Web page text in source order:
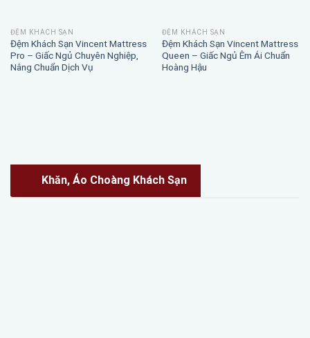
ĐỆM KHÁCH SẠN
Đệm Khách Sạn Vincent Mattress
Pro – Giấc Ngủ Chuyên Nghiệp,
Nâng Chuẩn Dịch Vụ
ĐỆM KHÁCH SẠN
Đệm Khách Sạn Vincent Mattress
Queen – Giấc Ngủ Êm Ái Chuẩn
Hoàng Hậu
Khăn, Áo Choàng Khách Sạn